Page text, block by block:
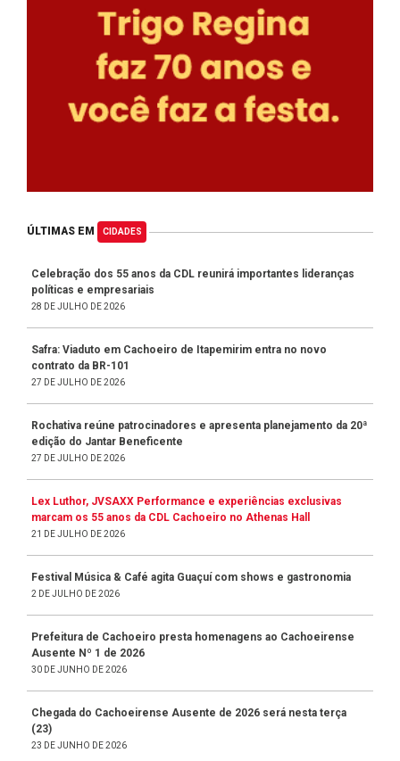
ÚLTIMAS EM CIDADES
Celebração dos 55 anos da CDL reunirá importantes lideranças
políticas e empresariais
28 DE JULHO DE 2026
Safra: Viaduto em Cachoeiro de Itapemirim entra no novo
contrato da BR-101
27 DE JULHO DE 2026
Rochativa reúne patrocinadores e apresenta planejamento da 20ª
edição do Jantar Beneficente
27 DE JULHO DE 2026
Lex Luthor, JVSAXX Performance e experiências exclusivas
marcam os 55 anos da CDL Cachoeiro no Athenas Hall
21 DE JULHO DE 2026
Festival Música & Café agita Guaçuí com shows e gastronomia
2 DE JULHO DE 2026
Prefeitura de Cachoeiro presta homenagens ao Cachoeirense
Ausente Nº 1 de 2026
30 DE JUNHO DE 2026
Chegada do Cachoeirense Ausente de 2026 será nesta terça
(23)
23 DE JUNHO DE 2026